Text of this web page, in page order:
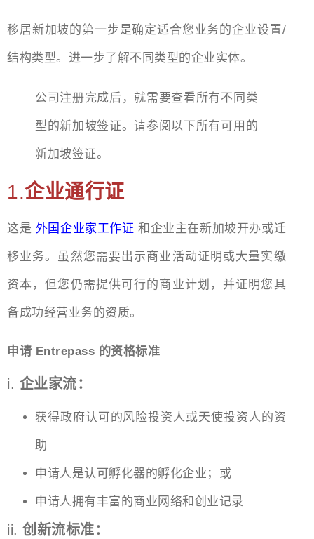
移居新加坡的第一步是确定适合您业务的企业设置/
结构类型。进一步了解不同类型的企业实体。
公司注册完成后，就需要查看所有不同类
型的新加坡签证。请参阅以下所有可用的
新加坡签证。
1.企业通行证
这是 外国企业家工作证 和企业主在新加坡开办或迁
移业务。虽然您需要出示商业活动证明或大量实缴
资本，但您仍需提供可行的商业计划，并证明您具
备成功经营业务的资质。
申请 Entrepass 的资格标准
i. 企业家流：
获得政府认可的风险投资人或天使投资人的资
助
申请人是认可孵化器的孵化企业；或
申请人拥有丰富的商业网络和创业记录
ii. 创新流标准：